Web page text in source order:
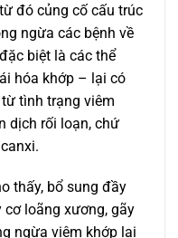
đó củng cố cấu trúc
ngừa các bệnh về
biệt là các thể
hóa khớp – lại có
tình trạng viêm
dịch rối loạn, chứ
thấy, bổ sung đầy
loãng xương, gãy
ngừa viêm khớp lại